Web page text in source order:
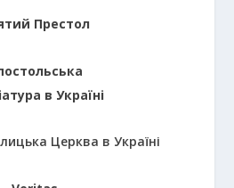
Престол
в Україні
Церква в Україні